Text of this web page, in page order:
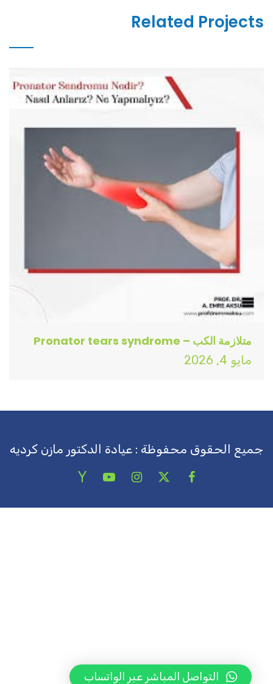
Related Projects
متلازمة الكب – Pronator tears syndrome
مايو 4, 2026
جميع الحقوق محفوظة : عيادة الدكتور مازن كرديه
التواصل المباشر عبر الواتساب